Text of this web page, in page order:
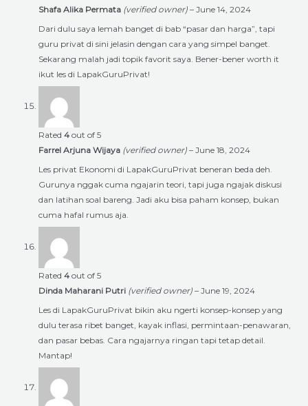
Shafa Alika Permata (verified owner) – June 14, 2024
Dari dulu saya lemah banget di bab “pasar dan harga”, tapi
guru privat di sini jelasin dengan cara yang simpel banget.
Sekarang malah jadi topik favorit saya. Bener-bener worth it
ikut les di LapakGuruPrivat!
Rated 4 out of 5
Farrel Arjuna Wijaya (verified owner) – June 18, 2024
Les privat Ekonomi di LapakGuruPrivat beneran beda deh.
Gurunya nggak cuma ngajarin teori, tapi juga ngajak diskusi
dan latihan soal bareng. Jadi aku bisa paham konsep, bukan
cuma hafal rumus aja.
Rated 4 out of 5
Dinda Maharani Putri (verified owner) – June 19, 2024
Les di LapakGuruPrivat bikin aku ngerti konsep-konsep yang
dulu terasa ribet banget, kayak inflasi, permintaan-penawaran,
dan pasar bebas. Cara ngajarnya ringan tapi tetap detail.
Mantap!